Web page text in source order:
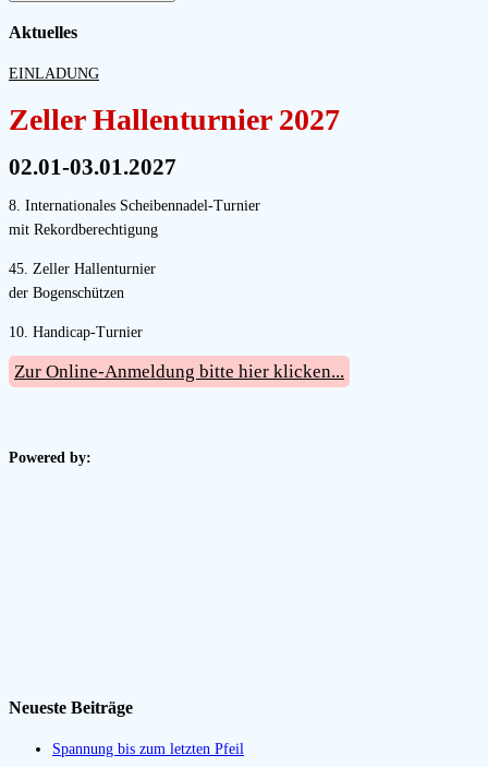
Aktuelles
EINLADUNG
Zeller Hallenturnier 2027
02.01-03.01.2027
8. Internationales Scheibennadel-Turnier
mit Rekordberechtigung
45. Zeller Hallenturnier
der Bogenschützen
10. Handicap-Turnier
Zur Online-Anmeldung bitte hier klicken...
Powered by:
Neueste Beiträge
Spannung bis zum letzten Pfeil